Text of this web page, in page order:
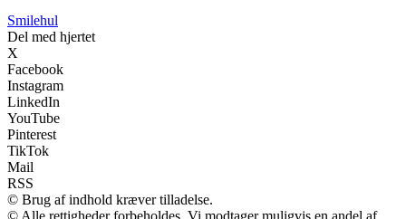
Smilehul
Del med hjertet
X
Facebook
Instagram
LinkedIn
YouTube
Pinterest
TikTok
Mail
RSS
© Brug af indhold kræver tilladelse.
© Alle rettigheder forbeholdes. Vi modtager muligvis en andel af